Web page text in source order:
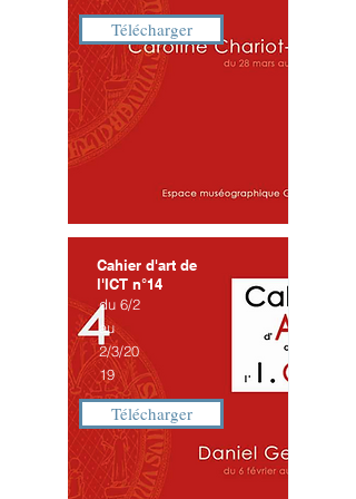
Télécharger
Cahier d'art de
l'ICT n°14
du 6/2
au
2/3/20
19
Télécharger